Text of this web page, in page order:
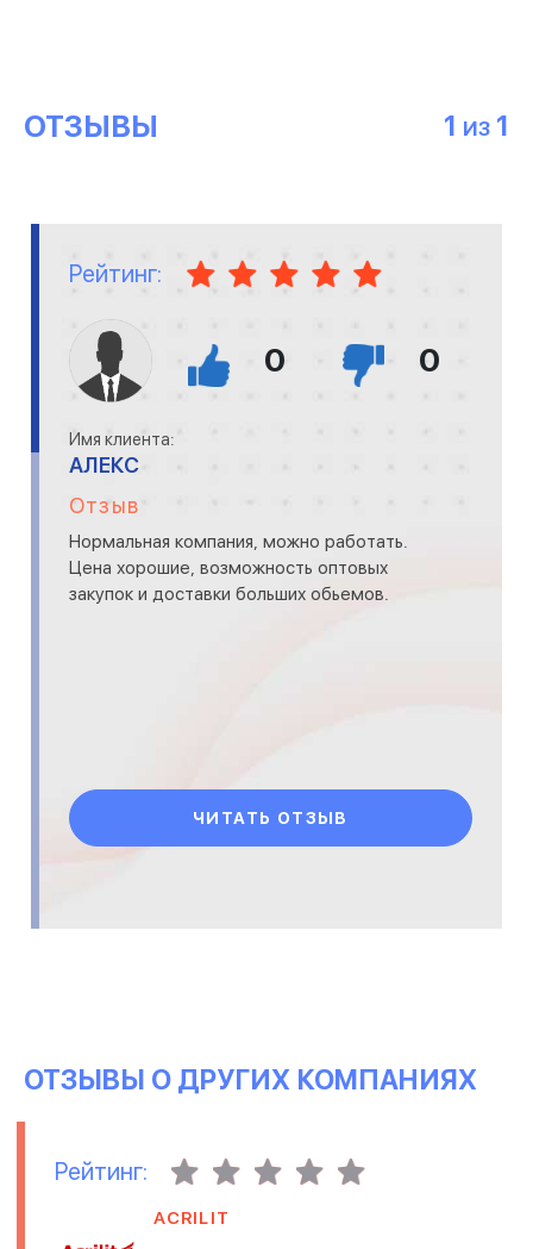
ОТЗЫВЫ 1 ИЗ 1
Рейтинг:
0 0
Имя клиента:
АЛЕКС
Отзыв
Нормальная компания, можно работать.
Цена хорошие, возможность оптовых
закупок и доставки больших обьемов.
ЧИТАТЬ ОТЗЫВ
ОТЗЫВЫ О ДРУГИХ КОМПАНИЯХ
Рейтинг:
ACRILIT